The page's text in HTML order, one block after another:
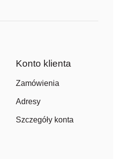
Konto klienta
Zamówienia
Adresy
Szczegóły konta